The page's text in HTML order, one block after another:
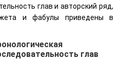
глав и авторский ряд,
и фабулы приведены в
глав